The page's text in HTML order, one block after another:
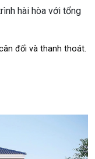
hài hòa với tổng
đối và thanh thoát.